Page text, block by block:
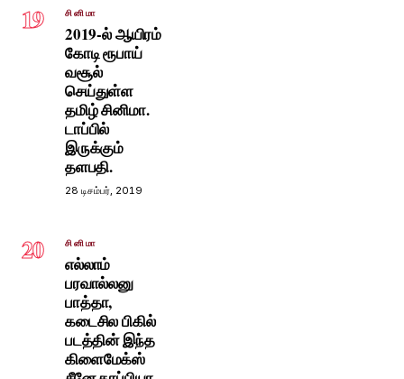
19 சினிமா
2019-ல் ஆயிரம்
கோடி ரூபாய்
வசூல்
செய்துள்ள
தமிழ் சினிமா.
டாப்பில்
இருக்கும்
தளபதி.
28 டிசம்பர், 2019
20 சினிமா
எல்லாம்
பரவால்லனு
பாத்தா,
கடைசில பிகில்
படத்தின் இந்த
கிளைமேக்ஸ்